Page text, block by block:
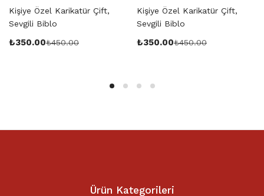
Kişiye Özel Karikatür Çift,
Sevgili Biblo
₺350.00₺450.00
Kişiye Özel Karikatür Çift,
Sevgili Biblo
₺350.00₺450.00
Ürün Kategorileri